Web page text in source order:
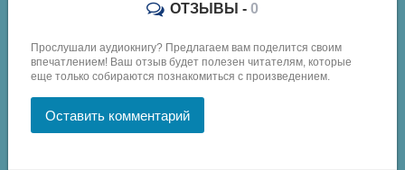
ОТЗЫВЫ - 0
Прослушали аудиокнигу? Предлагаем вам поделится своим
впечатлением! Ваш отзыв будет полезен читателям, которые
еще только собираются познакомиться с произведением.
Оставить комментарий